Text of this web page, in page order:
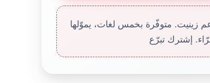
زينيت. متوفّرة بخمس لغات، يموّلها
إشترك تبرّع